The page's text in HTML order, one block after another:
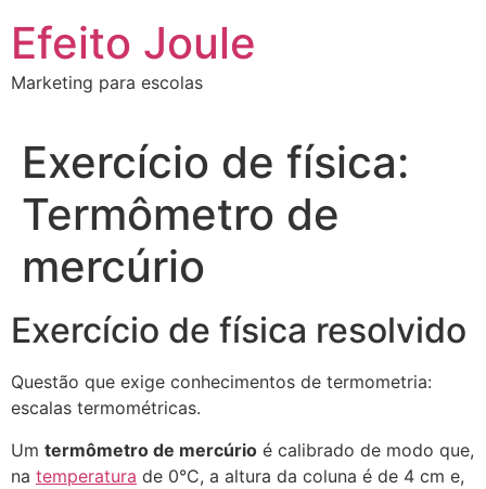
para
conteúdo
Efeito Joule
Marketing para escolas
Exercício de física:
Termômetro de
mercúrio
Exercício de física resolvido
Questão que exige conhecimentos de termometria:
escalas termométricas.
Um termômetro de mercúrio é calibrado de modo que,
na temperatura de 0°C, a altura da coluna é de 4 cm e,